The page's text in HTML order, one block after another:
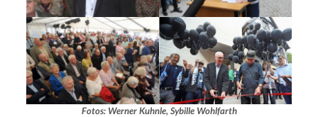
Fotos: Werner Kuhnle, Sybille Wohlfarth